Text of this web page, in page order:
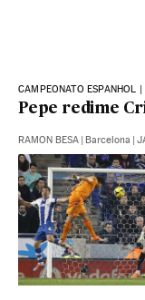
CAMPEONATO ESPANHOL |
Pepe redime
RAMON BESA | Barcelona |